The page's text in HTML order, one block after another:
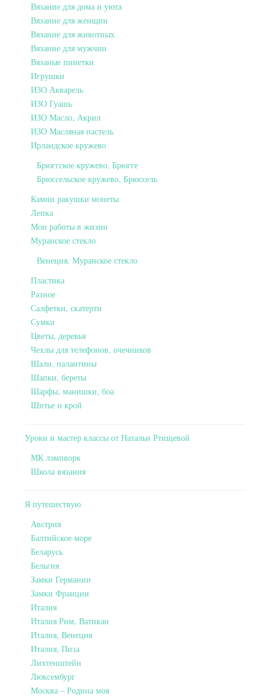
Вязание для дома и уюта
Вязание для женщин
Вязание для животных
Вязание для мужчин
Вязаные пинетки
Игрушки
ИЗО Акварель
ИЗО Гуашь
ИЗО Масло, Акрил
ИЗО Масляная пастель
Ирландское кружево
Брюггское кружево, Брюгге
Брюссельское кружево, Брюссель
Камни ракушки монеты
Лепка
Мои работы в жизни
Муранское стекло
Венеция, Муранское стекло
Пластика
Разное
Салфетки, скатерти
Сумки
Цветы, деревья
Чехлы для телефонов, очечников
Шали, палантины
Шапки, береты
Шарфы, манишки, боа
Шитье и крой
Уроки и мастер классы от Натальи Ртищевой
МК лэмпворк
Школа вязания
Я путешествую
Австрия
Балтийское море
Беларусь
Бельгия
Замки Германии
Замки Франции
Италия
Италия Рим, Ватикан
Италия, Венеция
Италия, Пиза
Лихтенштейн
Люксембург
Москва – Родина моя